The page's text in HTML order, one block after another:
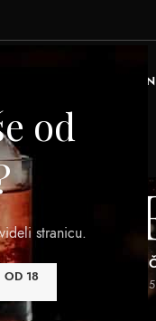
od
stranicu.
OD 18
KREIRAJ
PIVA
0 Products
OSTALI NAPICI
Proizvod Proizvodjač